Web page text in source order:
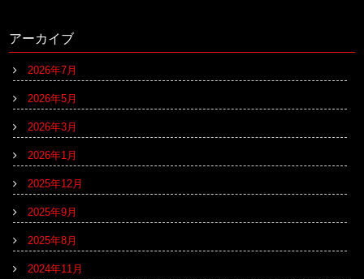
アーカイブ
2026年7月
2026年5月
2026年3月
2026年1月
2025年12月
2025年9月
2025年8月
2024年11月